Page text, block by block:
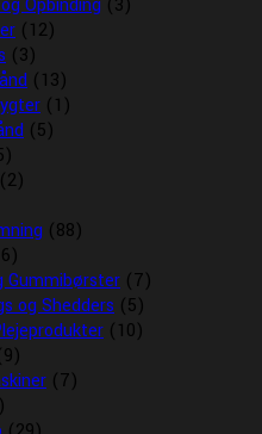
Opbinding (3)
(12)
(3)
(13)
(1)
(5)
(2)
(88)
Gummibørster (7)
og Shedders (5)
(10)
(7)